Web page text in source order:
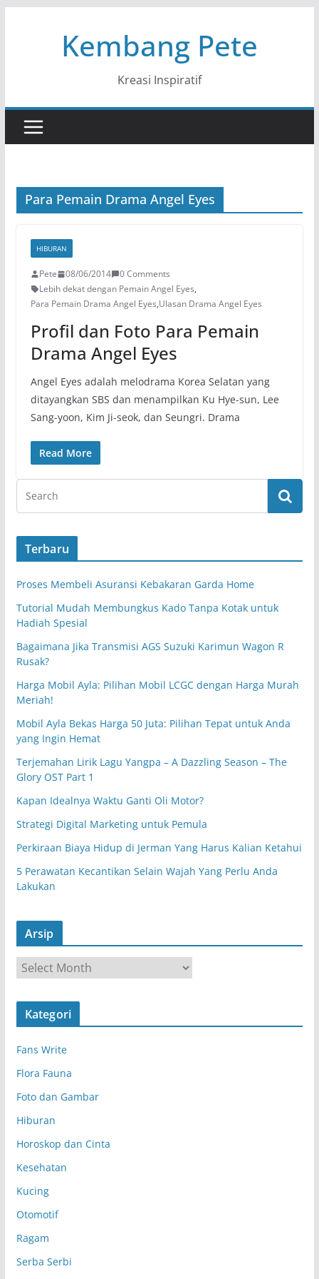
Kembang Pete
Kreasi Inspiratif
Para Pemain Drama Angel Eyes
HIBURAN
Pete 08/06/2014
0 Comments
Lebih dekat dengan Pemain Angel Eyes,
Para Pemain Drama Angel Eyes,Ulasan Drama Angel Eyes
Profil dan Foto Para Pemain
Drama Angel Eyes
Angel Eyes adalah melodrama Korea Selatan yang
ditayangkan SBS dan menampilkan Ku Hye-sun, Lee
Sang-yoon, Kim Ji-seok, dan Seungri. Drama
Read More
Terbaru
Proses Membeli Asuransi Kebakaran Garda Home
Tutorial Mudah Membungkus Kado Tanpa Kotak untuk
Hadiah Spesial
Bagaimana Jika Transmisi AGS Suzuki Karimun Wagon R
Rusak?
Harga Mobil Ayla: Pilihan Mobil LCGC dengan Harga Murah
Meriah!
Mobil Ayla Bekas Harga 50 Juta: Pilihan Tepat untuk Anda
yang Ingin Hemat
Terjemahan Lirik Lagu Yangpa – A Dazzling Season – The
Glory OST Part 1
Kapan Idealnya Waktu Ganti Oli Motor?
Strategi Digital Marketing untuk Pemula
Perkiraan Biaya Hidup di Jerman Yang Harus Kalian Ketahui
5 Perawatan Kecantikan Selain Wajah Yang Perlu Anda
Lakukan
Arsip
r
s
Kategori
Fans Write
Flora Fauna
Foto dan Gambar
Hiburan
Horoskop dan Cinta
Kesehatan
Kucing
Otomotif
Ragam
Serba Serbi